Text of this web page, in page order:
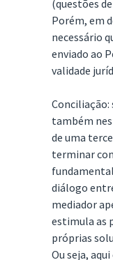
(questões
Porém, em
necessário
enviado ao
validade
Conciliação:
também
de uma
terminar
diálogo
mediador
estimula as
próprias
Ou seja,